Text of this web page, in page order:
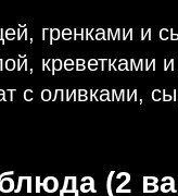
гренками и
креветками
с оливками,
(2